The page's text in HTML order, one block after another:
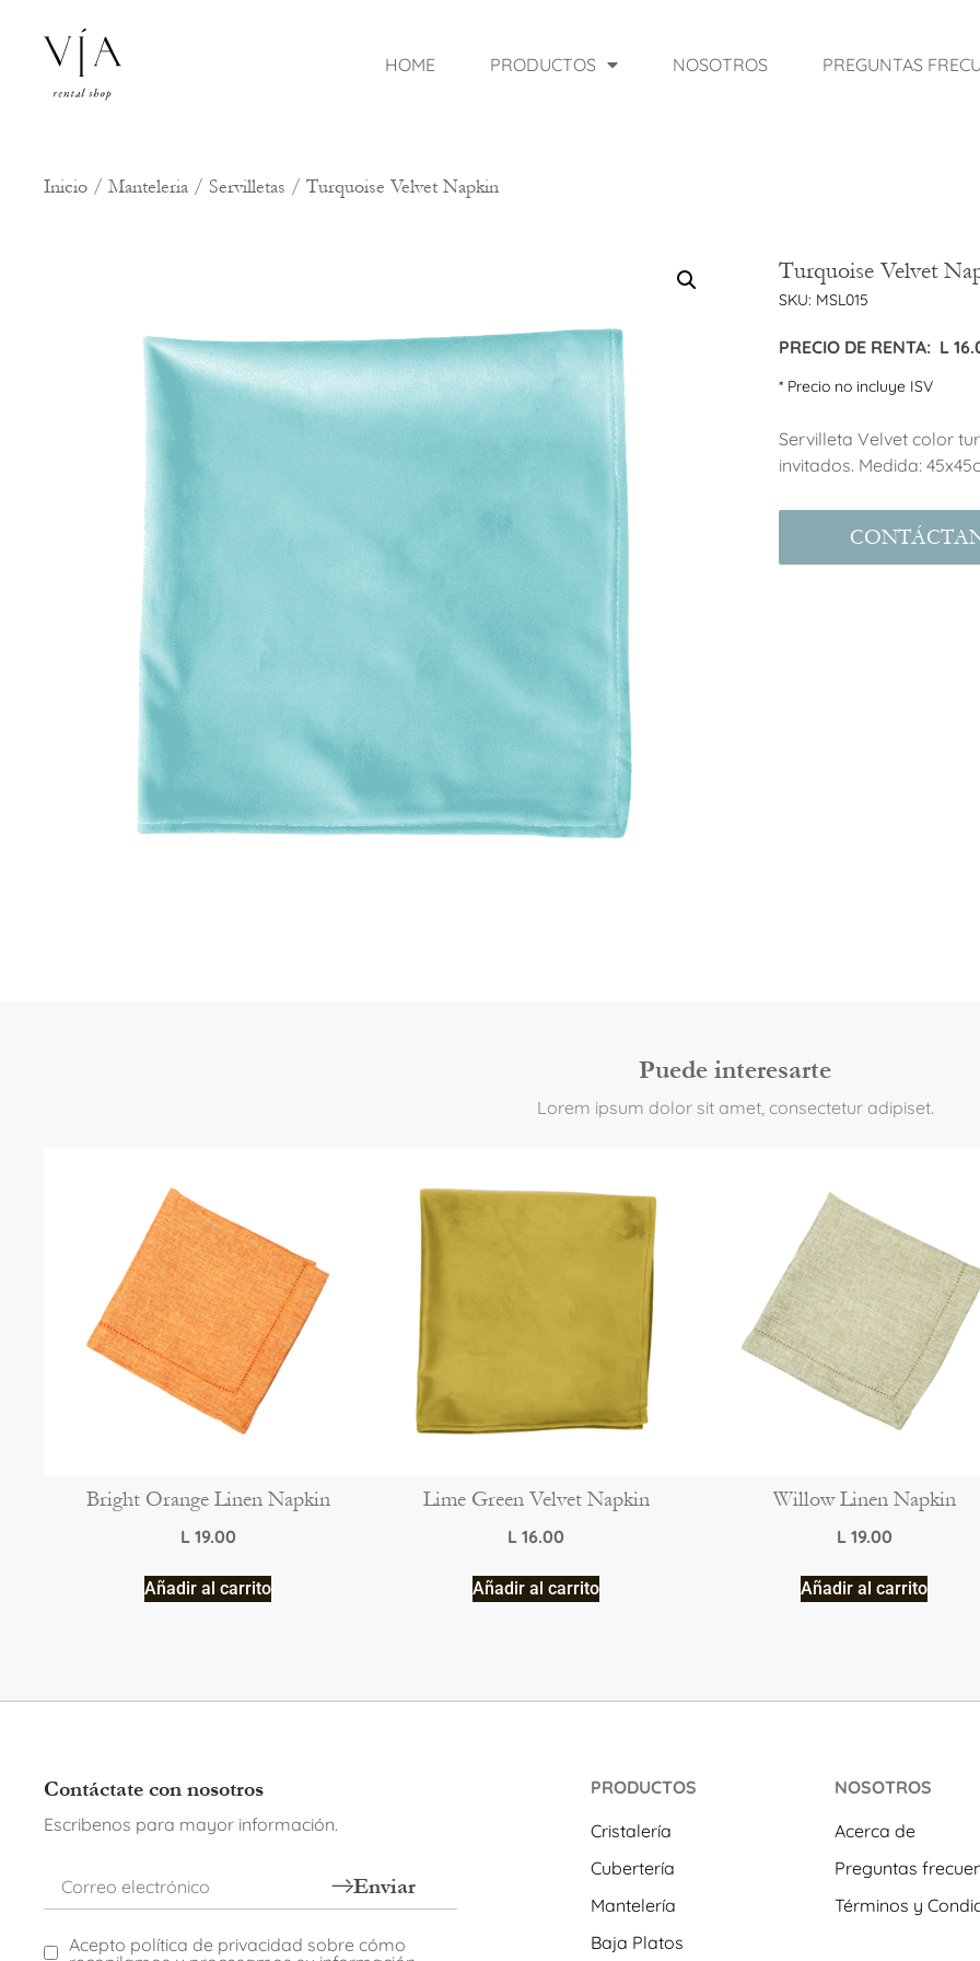
HOME PRODUCTOS NOSOTROS PREGUNTAS
Inicio / Manteleria / Servilletas / Turquoise Velvet Napkin
Turquoise Velvet
SKU: MSL015
PRECIO DE RENTA: L
* Precio no incluye ISV
Servilleta Velvet color
invitados. Medida:
Puede interesarte
Lorem ipsum dolor sit amet, consectetur adipiset.
Bright Orange Linen Napkin
L19.00
Añadir al carrito
Lime Green Velvet Napkin
L 16.00
Añadir al carrito
Willow Linen Napkin
L19.00
Añadir al carrito
Contáctate con nosotros
Escribenos para mayor información.
Acepto política de privacidad sobre cómo
Enviar
PRODUCTOS
Cristalería
Cubertería
Mantelería
Baja Platos
NOSOTROS
Acerca de
Preguntas
Términos y